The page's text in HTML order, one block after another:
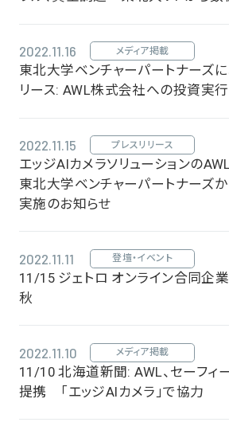
2022.11.16 メディア掲載
東北大学ベンチャーパートナーズに
リース: AWL株式会社への投資実
2022.11.15 プレスリリース
エッジAIカメラソリューションのAWL
東北大学ベンチャーパートナーズ
実施のお知らせ
2022.11.11 登壇・イベント
11/15 ジェトロ オンライン合同企
秋
2022.11.10 メディア掲載
11/10 北海道新聞: AWL、セーフィ
提携 「エッジAIカメラ」で協力